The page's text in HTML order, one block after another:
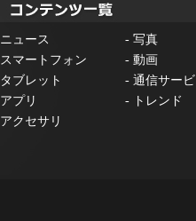
ニュース - 写真
スマートフォン - 動画
タブレット - 通信サー
アプリ -
トレンド
アクセサリ